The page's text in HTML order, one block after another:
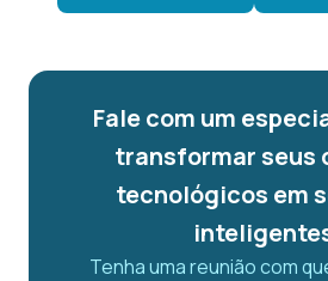
Fale com um
transformar seus
tecnológicos em
Tenha uma reunião com